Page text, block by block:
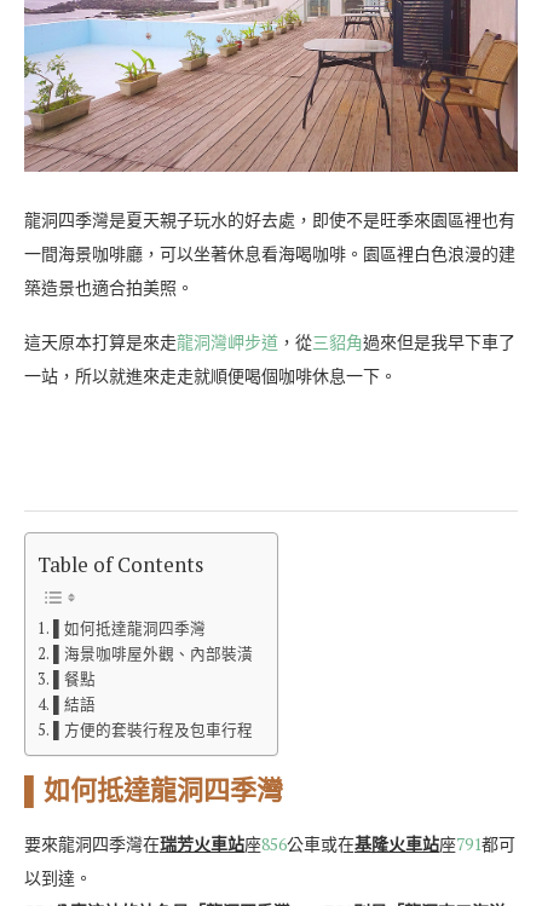
龍洞四季灣是夏天親子玩水的好去處，即使不是旺季來園區裡也有
一間海景咖啡廳，可以坐著休息看海喝咖啡。園區裡白色浪漫的建
築造景也適合拍美照。
這天原本打算是來走龍洞灣岬步道 ，從三貂角過來但是我早下車了
一站，所以就進來走走就順便喝個咖啡休息一下。
Table of Contents
▌如何抵達龍洞四季灣
▌海景咖啡屋外觀、內部裝潢
▌餐點
▌結語
▌方便的套裝行程及包車行程
▌如何抵達龍洞四季灣
要來龍洞四季灣在瑞芳火車站座856公車或在基隆火車站座791都可
以到達。